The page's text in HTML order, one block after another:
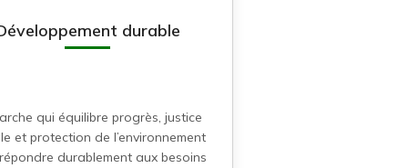
durable
qui équilibre progrès, justice
et protection de l’environnement
durablement aux besoins